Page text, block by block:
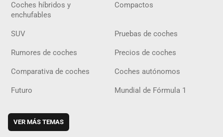
Coches híbridos y
enchufables
Compactos
SUV Pruebas de coches
Rumores de coches Precios de coches
Comparativa de coches Coches autónomos
Futuro Mundial de Fórmula 1
VER MÁS TEMAS